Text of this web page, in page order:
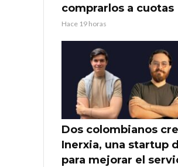
comprarlos a cuotas
Hace 19 horas
Dos colombianos
Inerxia, una startup
para mejorar el